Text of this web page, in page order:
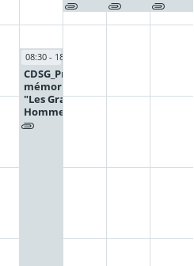
08:30 - 18:00
CDSG_Projet
mémoriel
"Les Grands
Hommes"